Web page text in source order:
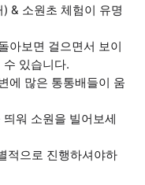
& 소원초 체험이 유명
아보면 걸으면서 보이
있습니다.
에 많은 통통배들이 움
워 소원을 빌어보세
적으로 진행하셔야하